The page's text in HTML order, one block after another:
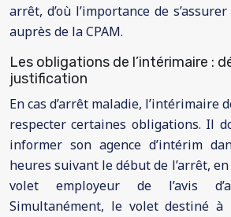
arrêt, d’où l’importance de
auprès de la CPAM.
Les obligations de l’intérimaire :
justification
En cas d’arrêt maladie, l’intérimaire
respecter certaines obligations. Il
informer son agence d’intérim
heures suivant le début de l’arrêt,
volet employeur de l’avis
Simultanément, le volet destiné à